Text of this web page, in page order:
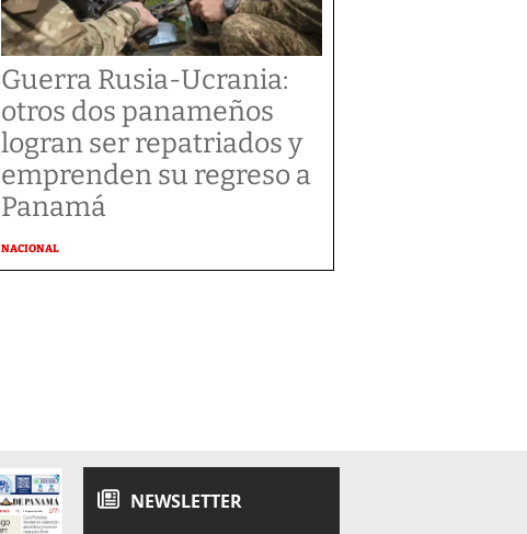
Guerra Rusia-Ucrania:
otros dos panameños
logran ser repatriados y
emprenden su regreso a
Panamá
NACIONAL
NEWSLETTER